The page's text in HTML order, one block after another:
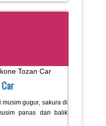
gugur, sakura di
panas dari balik